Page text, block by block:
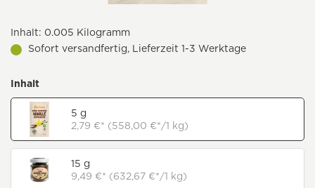
Inhalt: 0.005 Kilogramm
Sofort versandfertig, Lieferzeit 1-3 Werktage
Inhalt
5 g
2,79 €* (558,00 €*/1 kg)
15 g
9,49 €* (632,67 €*/1 kg)